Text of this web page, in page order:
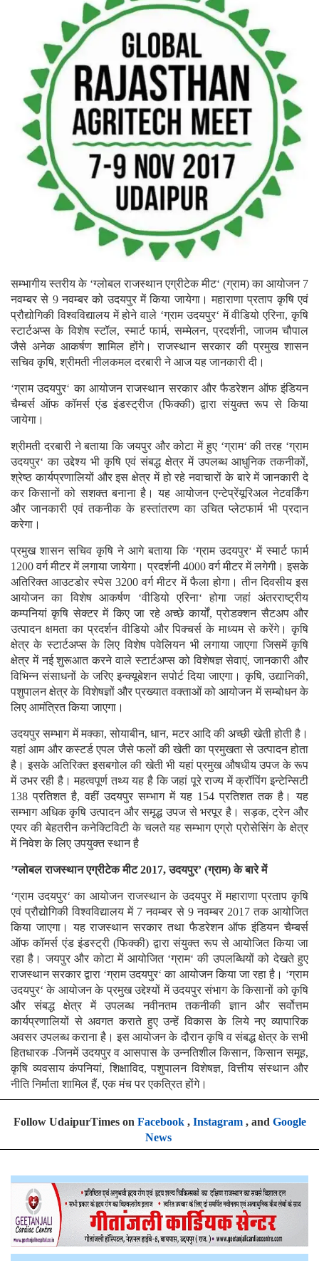
सम्भागीय स्तरीय के ‘ग्लोबल राजस्थान एग्रीटेक मीट‘ (ग्राम) का आयोजन 7
नवम्बर से 9 नवम्बर को उदयपुर में किया जायेगा। महाराणा प्रताप कृषि एवं
प्रौद्योगिकी विश्वविद्यालय में होने वाले ‘ग्राम उदयपुर‘ में वीडियो एरिना, कृषि
स्टार्टअप्स के विशेष स्टॉल, स्मार्ट फार्म, सम्मेलन, प्रदर्शनी, जाजम चौपाल
जैसे अनेक आकर्षण शामिल होंगे। राजस्थान सरकार की प्रमुख शासन
सचिव कृषि, श्रीमती नीलकमल दरबारी ने आज यह जानकारी दी।
‘ग्राम उदयपुर‘ का आयोजन राजस्थान सरकार और फैडरेशन ऑफ इंडियन
चैम्बर्स ऑफ कॉमर्स एंड इंडस्ट्रीज (फिक्की) द्वारा संयुक्त रूप से किया
जायेगा।
श्रीमती दरबारी ने बताया कि जयपुर और कोटा में हुए ‘ग्राम‘ की तरह ‘ग्राम
उदयपुर‘ का उद्देश्य भी कृषि एवं संबद्ध क्षेत्र में उपलब्ध आधुनिक तकनीकों,
श्रेष्ठ कार्यप्रणालियों और इस क्षेत्र में हो रहे नवाचारों के बारे में जानकारी दे
कर किसानों को सशक्त बनाना है। यह आयोजन एन्टेप्रेंयूरिअल नेटवर्किंग
और जानकारी एवं तकनीक के हस्तांतरण का उचित प्लेटफार्म भी प्रदान
करेगा।
प्रमुख शासन सचिव कृषि ने आगे बताया कि ‘ग्राम उदयपुर‘ में स्मार्ट फार्म
1200 वर्ग मीटर में लगाया जायेगा। प्रदर्शनी 4000 वर्ग मीटर में लगेगी। इसके
अतिरिक्त आउटडोर स्पेस 3200 वर्ग मीटर में फैला होगा। तीन दिवसीय इस
आयोजन का विशेष आकर्षण ‘वीडियो एरिना‘ होगा जहां अंतरराष्ट्रीय
कम्पनियां कृषि सेक्टर में किए जा रहे अच्छे कार्यों, प्रोडक्शन सैटअप और
उत्पादन क्षमता का प्रदर्शन वीडियो और पिक्चर्स के माध्यम से करेंगे। कृषि
क्षेत्र के स्टार्टअप्स के लिए विशेष पवेलियन भी लगाया जाएगा जिसमें कृषि
क्षेत्र में नई शुरूआत करने वाले स्टार्टअप्स को विशेषज्ञ सेवाएं, जानकारी और
विभिन्न संसाधनों के जरिए इन्क्यूबेशन सपोर्ट दिया जाएगा। कृषि, उद्यानिकी,
पशुपालन क्षेत्र के विशेषज्ञों और प्रख्यात वक्ताओं को आयोजन में सम्बोधन के
लिए आमंत्रित किया जाएगा।
उदयपुर सम्भाग में मक्का, सोयाबीन, धान, मटर आदि की अच्छी खेती होती है।
यहां आम और कस्टर्ड एपल जैसे फलों की खेती का प्रमुखता से उत्पादन होता
है। इसके अतिरिक्त इसबगोल की खेती भी यहां प्रमुख औषधीय उपज के रूप
में उभर रही है। महत्वपूर्ण तथ्य यह है कि जहां पूरे राज्य में क्रॉपिंग इन्टेन्सिटी
138 प्रतिशत है, वहीं उदयपुर सम्भाग में यह 154 प्रतिशत तक है। यह
सम्भाग अधिक कृषि उत्पादन और समृद्ध उपज से भरपूर है। सड़क, ट्रेन और
एयर की बेहतरीन कनेक्टिविटी के चलते यह सम्भाग एग्रो प्रोसेसिंग के क्षेत्र
में निवेश के लिए उपयुक्त स्थान है
’ग्लोबल राजस्थान एग्रीटेक मीट 2017, उदयपुर’ (ग्राम) के बारे में
‘ग्राम उदयपुर‘ का आयोजन राजस्थान के उदयपुर में महाराणा प्रताप कृषि
एवं प्रौद्योगिकी विश्वविद्यालय में 7 नवम्बर से 9 नवम्बर 2017 तक आयोजित
किया जाएगा। यह राजस्थान सरकार तथा फैडरेशन ऑफ इंडियन चैम्बर्स
ऑफ कॉमर्स एंड इंडस्ट्री (फिक्की) द्वारा संयुक्त रूप से आयोजित किया जा
रहा है। जयपुर और कोटा में आयोजित ‘ग्राम‘ की उपलब्धियों को देखते हुए
राजस्थान सरकार द्वारा ‘ग्राम उदयपुर‘ का आयोजन किया जा रहा है। ‘ग्राम
उदयपुर‘ के आयोजन के प्रमुख उद्देश्यों में उदयपुर संभाग के किसानों को कृषि
और संबद्ध क्षेत्र में उपलब्ध नवीनतम तकनीकी ज्ञान और सर्वोत्तम
कार्यप्रणालियों से अवगत कराते हुए उन्हें विकास के लिये नए व्यापारिक
अवसर उपलब्ध कराना है। इस आयोजन के दौरान कृषि व संबद्ध क्षेत्र के सभी
हितधारक -जिनमें उदयपुर व आसपास के उन्नतिशील किसान, किसान समूह,
कृषि व्यवसाय कंपनियां, शिक्षाविद, पशुपालन विशेषज्ञ, वित्तीय संस्थान और
नीति निर्माता शामिल हैं, एक मंच पर एकत्रित होंगे।
Follow UdaipurTimes on Facebook, Instagram, and Google
News